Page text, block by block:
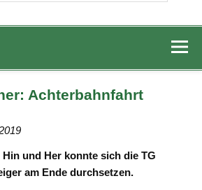
Achterbahnfahrt
und Her konnte sich die TG
am Ende durchsetzen.